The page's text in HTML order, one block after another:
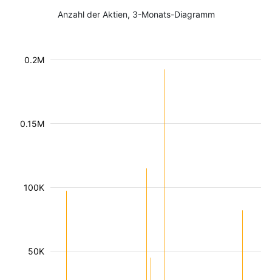
Anzahl der Aktien, 3-Monats-Diagramm
50K
100K
0.15M
0.2M